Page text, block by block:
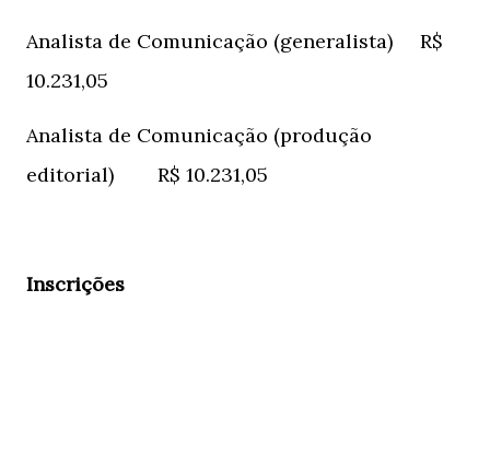
Analista de Comunicação (generalista)
R$
10.231,05
Analista de Comunicação (produção
editorial)
R$ 10.231,05
Inscrições